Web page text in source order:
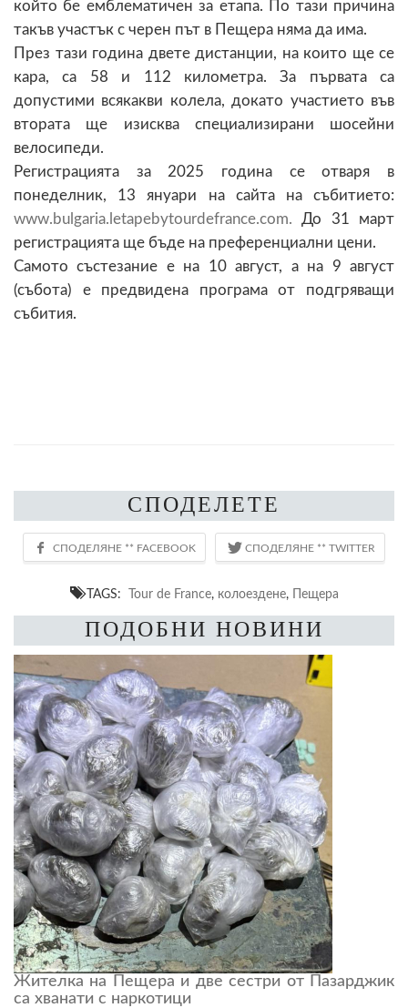
който бе емблематичен за етапа. По тази причина
такъв участък с черен път в Пещера няма да има.
През тази година двете дистанции, на които ще се
кара, са 58 и 112 километра. За първата са
допустими всякакви колела, докато участието във
втората ще изисква специализирани шосейни
велосипеди.
Регистрацията за 2025 година се отваря в
понеделник, 13 януари на сайта на събитието:
www.bulgaria.letapebytourdefrance.com. До 31 март
регистрацията ще бъде на преференциални цени.
Самото състезание е на 10 август, а на 9 август
(събота) е предвидена програма от подгряващи
събития.
СПОДЕЛЕТЕ
TAGS: Tour de France, колоездене, Пещера
ПОДОБНИ НОВИНИ
Жителка на Пещера и две сестри от Пазарджик
са хванати с наркотици